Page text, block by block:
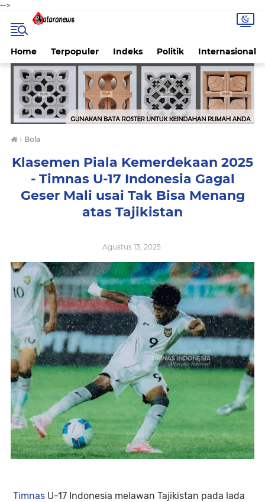
-->
Home Terpopuler Indeks Politik Internasional
› Bola
Klasemen Piala Kemerdekaan 2025
- Timnas U-17 Indonesia Gagal
Geser Mali usai Tak Bisa Menang
atas Tajikistan
Agustus 13, 2025
Timnas U-17 Indonesia melawan Tajikistan pada lada